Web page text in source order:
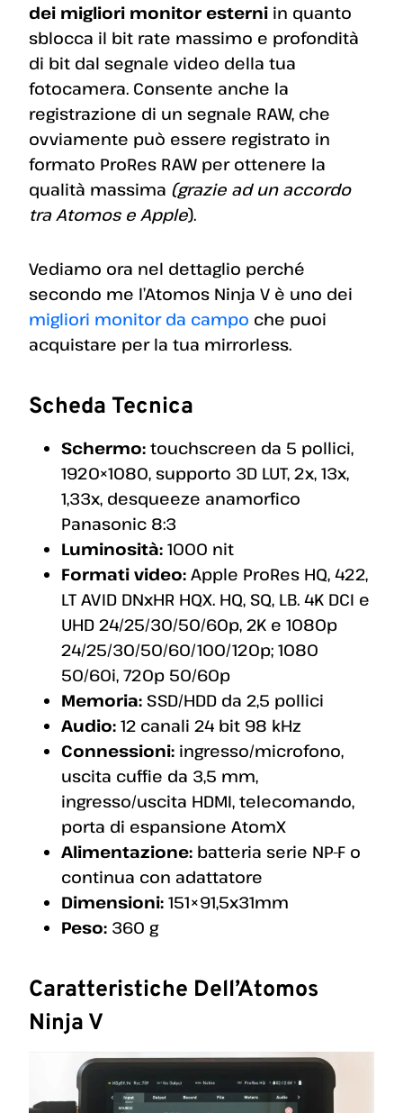
dei migliori monitor esterni in quanto
sblocca il bit rate massimo e profondità
di bit dal segnale video della tua
fotocamera. Consente anche la
registrazione di un segnale RAW, che
ovviamente può essere registrato in
formato ProRes RAW per ottenere la
qualità massima (grazie ad un accordo
tra Atomos e Apple).
Vediamo ora nel dettaglio perché
secondo me l’Atomos Ninja V è uno dei
migliori monitor da campo che puoi
acquistare per la tua mirrorless.
Scheda Tecnica
Schermo: touchscreen da 5 pollici,
1920×1080, supporto 3D LUT, 2x, 13x,
1,33x, desqueeze anamorfico
Panasonic 8:3
Luminosità: 1000 nit
Formati video: Apple ProRes HQ, 422,
LT AVID DNxHR HQX. HQ, SQ, LB. 4K DCI e
UHD 24/25/30/50/60p, 2K e 1080p
24/25/30/50/60/100/120p; 1080
50/60i, 720p 50/60p
Memoria: SSD/HDD da 2,5 pollici
Audio: 12 canali 24 bit 98 kHz
Connessioni: ingresso/microfono,
uscita cuffie da 3,5 mm,
ingresso/uscita HDMI, telecomando,
porta di espansione AtomX
Alimentazione: batteria serie NP-F o
continua con adattatore
Dimensioni: 151×91,5x31mm
Peso: 360 g
Caratteristiche Dell’Atomos
Ninja V